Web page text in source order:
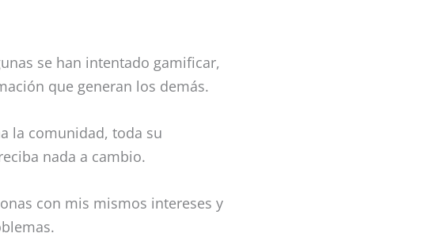
se han intentado gamificar,
que generan los demás.
la comunidad, toda su
nada a cambio.
con mis mismos intereses y